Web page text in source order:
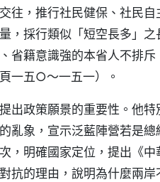
往，推行社民健保、社民
，採行類似「短空長多」
省籍意識強的本省人不排
一五○～一五一）。
出政策願景的重要性。他
亂象，宣示泛藍陣營若是
，明確國家定位，提出《
抗的理由，說明為什麼兩